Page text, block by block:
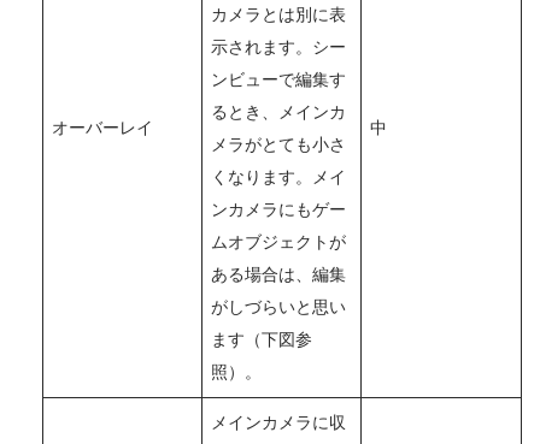
オーバーレイ
カメラとは別に表
示されます。シー
ンビューで編集す
るとき、メインカ
メラがとても小さ
くなります。メイ
ンカメラにもゲー
ムオブジェクトが
ある場合は、編集
がしづらいと思い
ます（下図参
照）。
中
メインカメラに収